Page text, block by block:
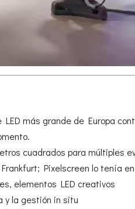
más grande de Europa
cuadrados para múltiples
Pixelscreen lo tenía
elementos LED creativos
y la gestión in situ